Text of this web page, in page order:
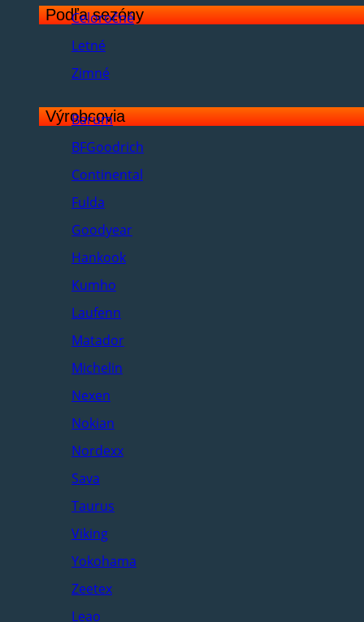
Podľa sezóny
Celoročné
Letné
Zimné
Výrobcovia
Barum
BFGoodrich
Continental
Fulda
Goodyear
Hankook
Kumho
Laufenn
Matador
Michelin
Nexen
Nokian
Nordexx
Sava
Taurus
Viking
Yokohama
Zeetex
Leao